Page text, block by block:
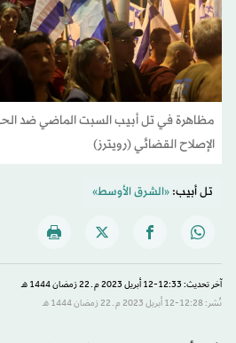
مظاهرة في تل أبيب السبت الماضي ضد
الإصلاح القضائي (رويترز)
تل أبيب:«الشرق الأوسط»
آخر تحديث: 12:33-12 أبريل 2023 م ـ 22 رَمضان 1444 هـ
نُشر: 12:28-12 أبريل 2023 م ـ 22 رَمضان 1444 هـ